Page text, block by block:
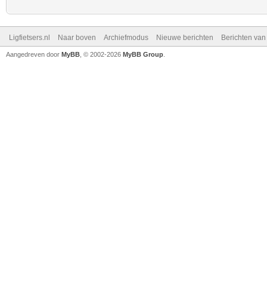
Ligfietsers.nl Naar boven Archiefmodus Nieuwe berichten Berichten
Aangedreven door MyBB , © 2002-2026 MyBB Group